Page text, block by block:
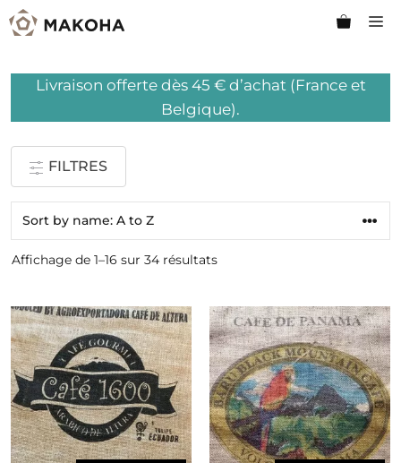
Aller
au
Livraison offerte dès 45 € d’achat (France et
Belgique).
FILTRES
Affichage de 1–16 sur 34 résultats